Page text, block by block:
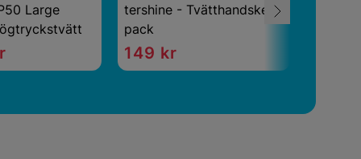
Large
tershine - Tvätthandske 1-
pack
149 kr